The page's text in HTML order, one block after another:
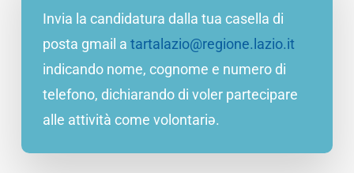
Invia la candidatura dalla tua casella di
posta gmail a tartalazio@regione.lazio.it
indicando nome, cognome e numero di
telefono, dichiarando di voler partecipare
alle attività come volontariə.